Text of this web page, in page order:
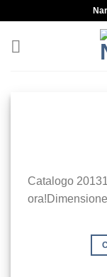
content
Catalogo